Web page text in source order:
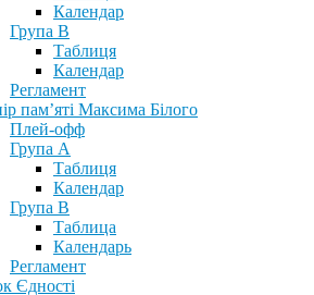
Календар
Група В
Таблиця
Календар
Регламент
пам’яті Максима Білого
Плей-офф
Група А
Таблиця
Календар
Група В
Таблица
Календарь
Регламент
Єдності